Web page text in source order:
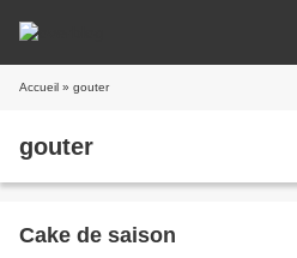
Accueil » gouter
gouter
Cake de saison